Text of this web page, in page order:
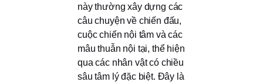
này thường xây dựng các
câu chuyện về chiến đấu,
cuộc chiến nội tâm và các
mâu thuẫn nội tại, thể hiện
qua các nhân vật có chiều
sâu tâm lý đặc biệt. Đây là